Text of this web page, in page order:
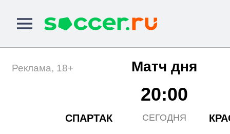
Матч дня
СПАРТАК
20:00
СЕГОДНЯ
Реклама, 18+